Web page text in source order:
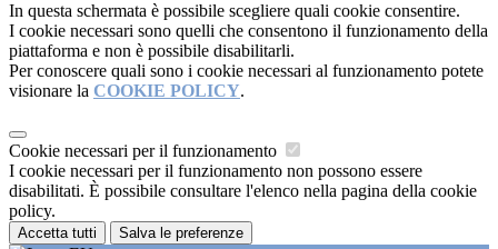
In questa schermata è possibile scegliere quali cookie consentire.
I cookie necessari sono quelli che consentono il funzionamento della
piattaforma e non è possibile disabilitarli.
Per conoscere quali sono i cookie necessari al funzionamento potete
visionare la COOKIE POLICY.
Cookie necessari per il funzionamento
I cookie necessari per il funzionamento non possono essere
disabilitati. È possibile consultare l'elenco nella pagina della cookie
policy.
Accetta tutti Salva le preferenze